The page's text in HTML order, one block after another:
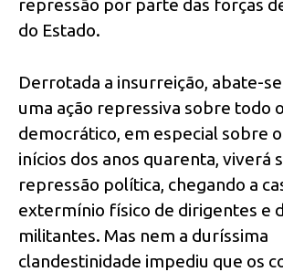
repressão por parte das forças
do Estado.
Derrotada a insurreição, abate-
uma ação repressiva sobre todo
democrático, em especial sobre
inícios dos anos quarenta, viverá
repressão política, chegando a
extermínio físico de dirigentes e
militantes. Mas nem a duríssima
clandestinidade impediu que os